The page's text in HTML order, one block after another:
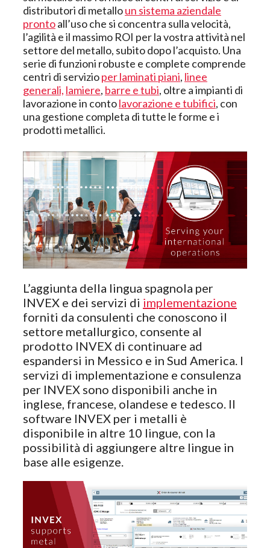
distributori di metalloun sistema aziendale
prontoall’uso che si concentra sulla velocità,
l’agilità e il massimo ROI per la vostra attività nel
settore del metallo, subito dopo l’acquisto. Una
serie di funzioni robuste e complete comprende
centri di servizioper laminati piani, linee
generali, lamiere, barre e tubi, oltre a impianti di
lavorazione in contolavorazione e tubifici, con
una gestione completa di tutte le forme e i
prodotti metallici.
L’aggiunta della lingua spagnola per
INVEX e dei servizi di implementazione
forniti da consulenti che conoscono il
settore metallurgico, consente al
prodotto INVEX di continuare ad
espandersi in Messico e in Sud America. I
servizi di implementazione e consulenza
per INVEX sono disponibili anche in
inglese, francese, olandese e tedesco. Il
software INVEX per i metalli è
disponibile in altre 10 lingue, con la
possibilità di aggiungere altre lingue in
base alle esigenze.